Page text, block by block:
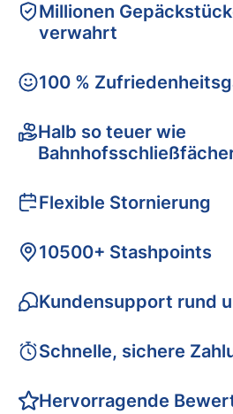
Millionen
verwahrt
100 %
Halb so teuer wie
Flexible Stornierung
10500+ Stashpoints
Kundensupport rund
Schnelle, sichere
Hervorragende